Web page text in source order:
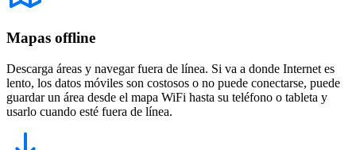
Mapas offline
Descarga áreas y navegar fuera de línea. Si va a donde Internet es
lento, los datos móviles son costosos o no puede conectarse, puede
guardar un área desde el mapa WiFi hasta su teléfono o tableta y
usarlo cuando esté fuera de línea.